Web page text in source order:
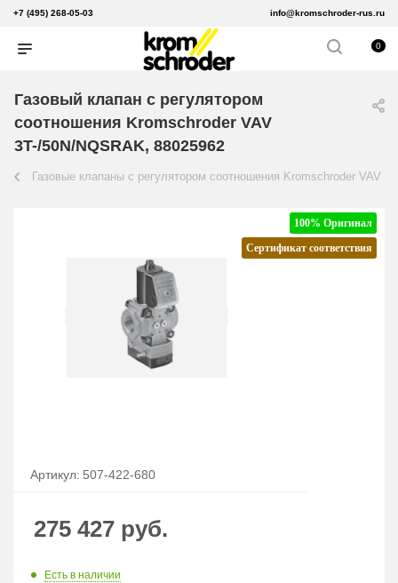
+7 (495) 268-05-03 info@kromschroder-rus.ru
0
Газовый клапан с регулятором
соотношения Kromschroder VAV
3T-/50N/NQSRAK, 88025962
Газовые клапаны с регулятором соотношения Kromschroder VAV
100% Оригинал
Сертификат соответствия
Артикул: 507-422-680
275 427 руб.
Есть в наличии